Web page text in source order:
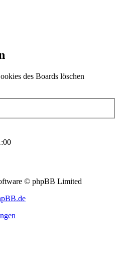
des Boards löschen
© phpBB Limited